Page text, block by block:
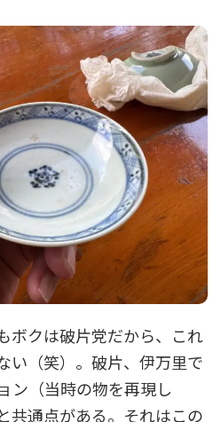
ボクは破片党だから、これ
い（笑）。破片、伊万里で
ン（当時の物を再現し
共通点がある。それはこの